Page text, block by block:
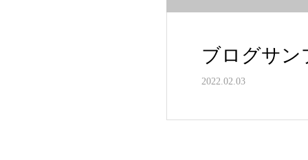
ブログサン
2022.02.03